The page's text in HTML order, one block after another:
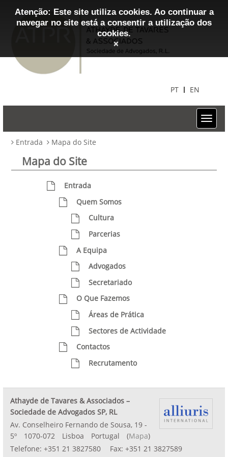
PT EN
Entrada Mapa do Site
Mapa do Site
Entrada
Quem Somos
Cultura
Parcerias
A Equipa
Advogados
Secretariado
O Que Fazemos
Áreas de Prática
Sectores de Actividade
Contactos
Recrutamento
Athayde de Tavares & Associados –
Sociedade de Advogados SP, RL
Av. Conselheiro Fernando de Sousa, 19 -
5º
1070-072 Lisboa Portugal (Mapa)
Telefone:+351 21 3827580 Fax:+351 21 3827589
Atenção: Este site utiliza cookies. Ao continuar a
navegar no site está a consentir a utilização dos
cookies.
×